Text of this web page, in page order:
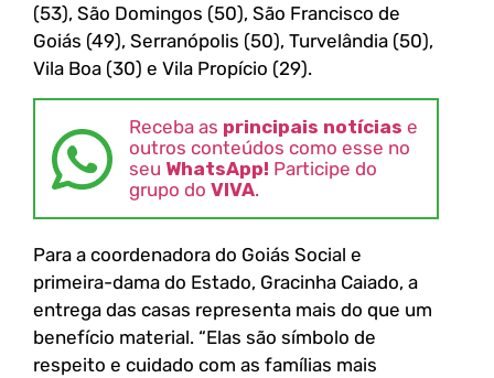
(53), São Domingos (50), São Francisco de
Goiás (49), Serranópolis (50), Turvelândia (50),
Vila Boa (30) e Vila Propício (29).
Receba as principais notícias e
outros conteúdos como esse no
seu WhatsApp! Participe do
grupo do VIVA.
Para a coordenadora do Goiás Social e
primeira-dama do Estado, Gracinha Caiado, a
entrega das casas representa mais do que um
benefício material. “Elas são símbolo de
respeito e cuidado com as famílias mais